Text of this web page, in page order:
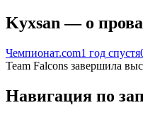
Kyxsan — о
Чемпионат.com1 год спустя
Team Falcons завершила
Навигация по